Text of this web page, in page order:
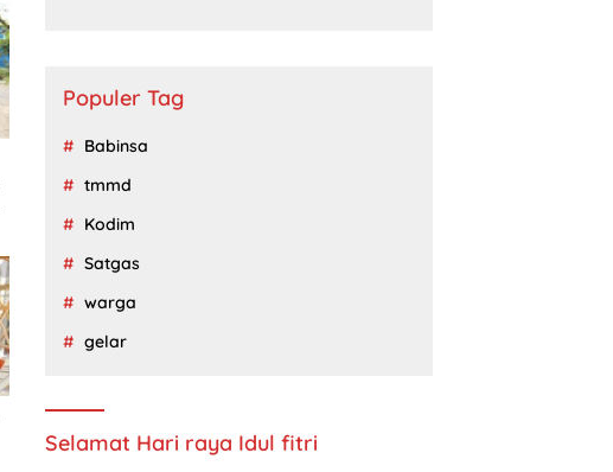
Populer Tag
Babinsa
tmmd
Kodim
Satgas
warga
gelar
Selamat Hari raya Idul fitri